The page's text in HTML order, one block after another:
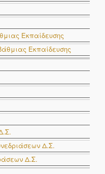
Εκπαίδευσης
Εκπαίδευσης
Δ.Σ.
Δ.Σ.